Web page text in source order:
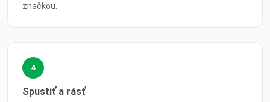
značkou.
4
Spustiť a rásť